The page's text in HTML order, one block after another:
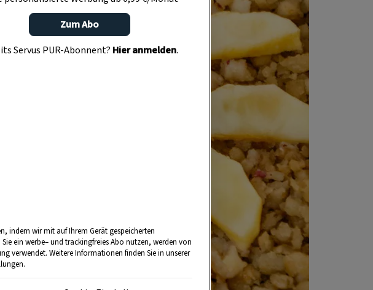
Zum Abo
Servus PUR-Abonnent? Hier anmelden.
indem wir mit auf Ihrem Gerät gespeicherten
ein werbe– und trackingfreies Abo nutzen, werden von
verwendet. Weitere Informationen finden Sie in unserer